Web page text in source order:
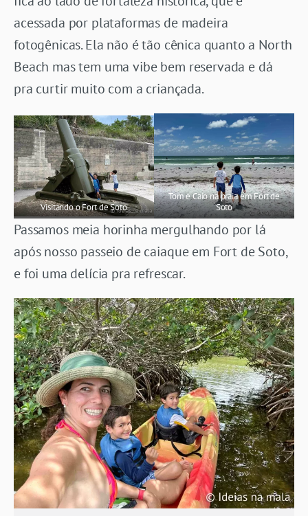
acessada por plataformas de madeira
fotogênicas. Ela não é tão cênica quanto a North
Beach mas tem uma vibe bem reservada e dá
pra curtir muito com a criançada.
Visitando o Fort de Soto
Tom e Caio na praia em Fort de
Soto
Passamos meia horinha mergulhando por lá
após nosso passeio de caiaque em Fort de Soto,
e foi uma delícia pra refrescar.